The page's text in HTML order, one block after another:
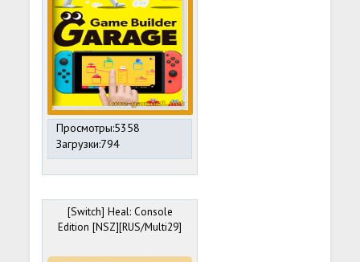
Просмотры:5358
Загрузки:794
[Switch] Heal: Console
Edition [NSZ][RUS/Multi29]